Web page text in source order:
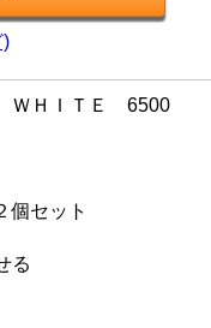
)
ＷＨＩＴＥ 6500
セット
る